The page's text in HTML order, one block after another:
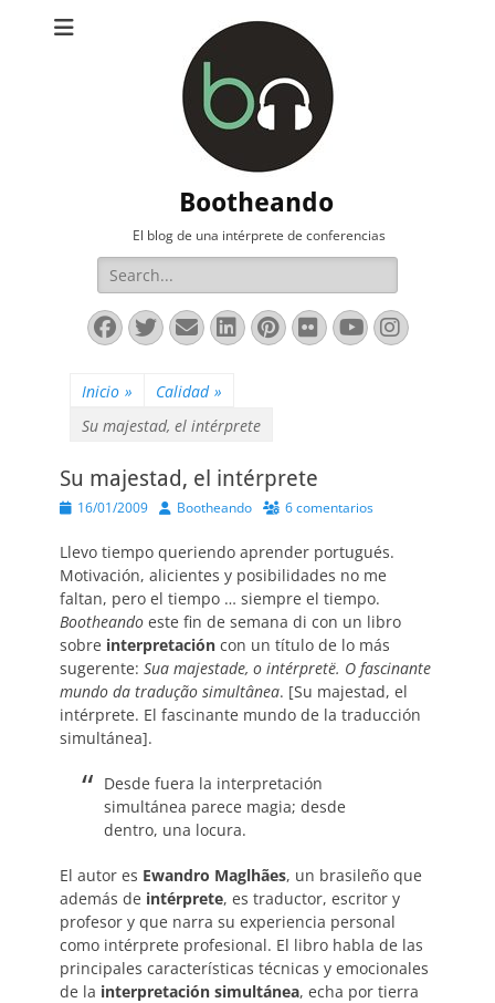
Bootheando
El blog de una intérprete de conferencias
Buscar:
Facebook
Twitter
Correo
electrónico
LinkedIn
Pinterest
FlickrYouTube
Inicio » Calidad »
Su majestad, el intérprete
Su majestad, el intérprete
Publicado
16/01/2009 AutorBootheando 6 comentarios
Llevo tiempo queriendo aprender portugués.
Motivación, alicientes y posibilidades no me
faltan, pero el tiempo … siempre el tiempo.
Bootheando este fin de semana di con un libro
sobre interpretación con un título de lo más
sugerente: Sua majestade, o intérpretë. O fascinante
mundo da tradução simultânea. [Su majestad, el
intérprete. El fascinante mundo de la traducción
simultánea].
Desde fuera la interpretación
simultánea parece magia; desde
dentro, una locura.
El autor es Ewandro Maglhães, un brasileño que
además de intérprete, es traductor, escritor y
profesor y que narra su experiencia personal
como intérprete profesional. El libro habla de las
principales características técnicas y emocionales
de la interpretación simultánea, echa por tierra